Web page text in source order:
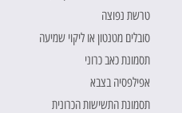
טרשת נפוצה
סובלים מטנטון או ליקוי שמיעה
תסמונת כאב כרוני
אפילפסיה בצבא
תסמונת התשישות הכרונית